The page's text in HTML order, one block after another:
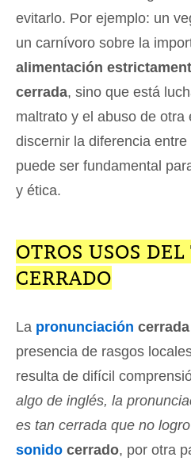
evitarlo. Por ejemplo: un
un carnívoro sobre la
alimentación
cerrada, sino que está
maltrato y el abuso de otra
discernir la diferencia
puede ser fundamental
y ética.
OTROS USOS
CERRADO
La pronunciación cerrada
presencia de rasgos
resulta de difícil
algo de inglés, la
es tan cerrada que no
sonido cerrado, por otra